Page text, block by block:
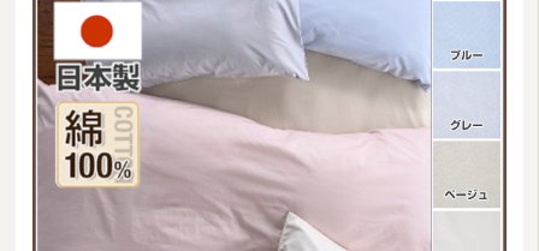
羽毛布団
その他掛け布団
敷き布団
マットレス
湿気対策マット・除湿シート